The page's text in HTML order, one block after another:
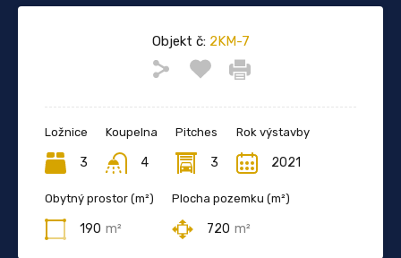
Objekt č:2KM-7
Ložnice
3
Koupelna
4
Pitches
3
Rok výstavby
2021
Obytný prostor (m²)
190 m²
Plocha pozemku (m²)
720 m²